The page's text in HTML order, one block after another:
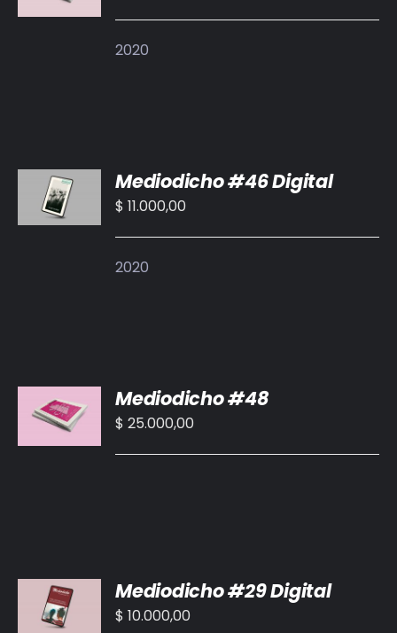
2020
AL
CARRITO
/
Mediodicho #46 Digital
$ 11.000,00
2020
AL
CARRITO
/
Mediodicho #48
$ 25.000,00
AL
CARRITO
Mediodicho #29 Digital
$ 10.000,00